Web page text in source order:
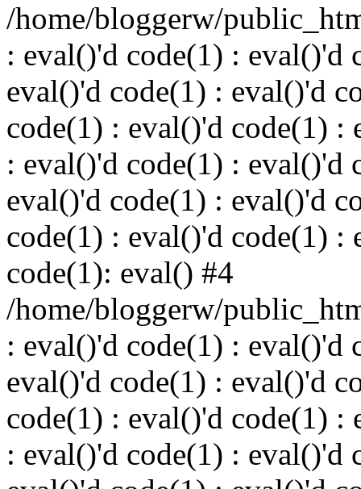
/home/bloggerw/
: eval()'d code(1) : eval()'d
eval()'d code(1) : eval()'d
code(1) : eval()'d code(1) :
: eval()'d code(1) : eval()'d
eval()'d code(1) : eval()'d
code(1) : eval()'d code(1) :
code(1): eval() #4
/home/bloggerw/
: eval()'d code(1) : eval()'d
eval()'d code(1) : eval()'d
code(1) : eval()'d code(1) :
: eval()'d code(1) : eval()'d